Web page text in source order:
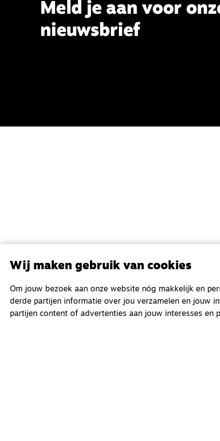
Meld je aan voor
nieuwsbrief
Wij maken gebruik van cookies
Om jouw bezoek aan onze website nóg makkelijk en
derde partijen informatie over jou verzamelen en jouw
partijen content of advertenties aan jouw interesses en